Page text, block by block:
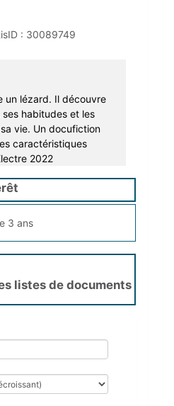
: 30089749
un lézard. Il découvre
habitudes et les
vie. Un docufiction
caractéristiques
2022
3 ans
listes de documents